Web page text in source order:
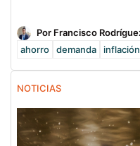
Por Francisco
ahorro
demanda inflación
NOTICIAS